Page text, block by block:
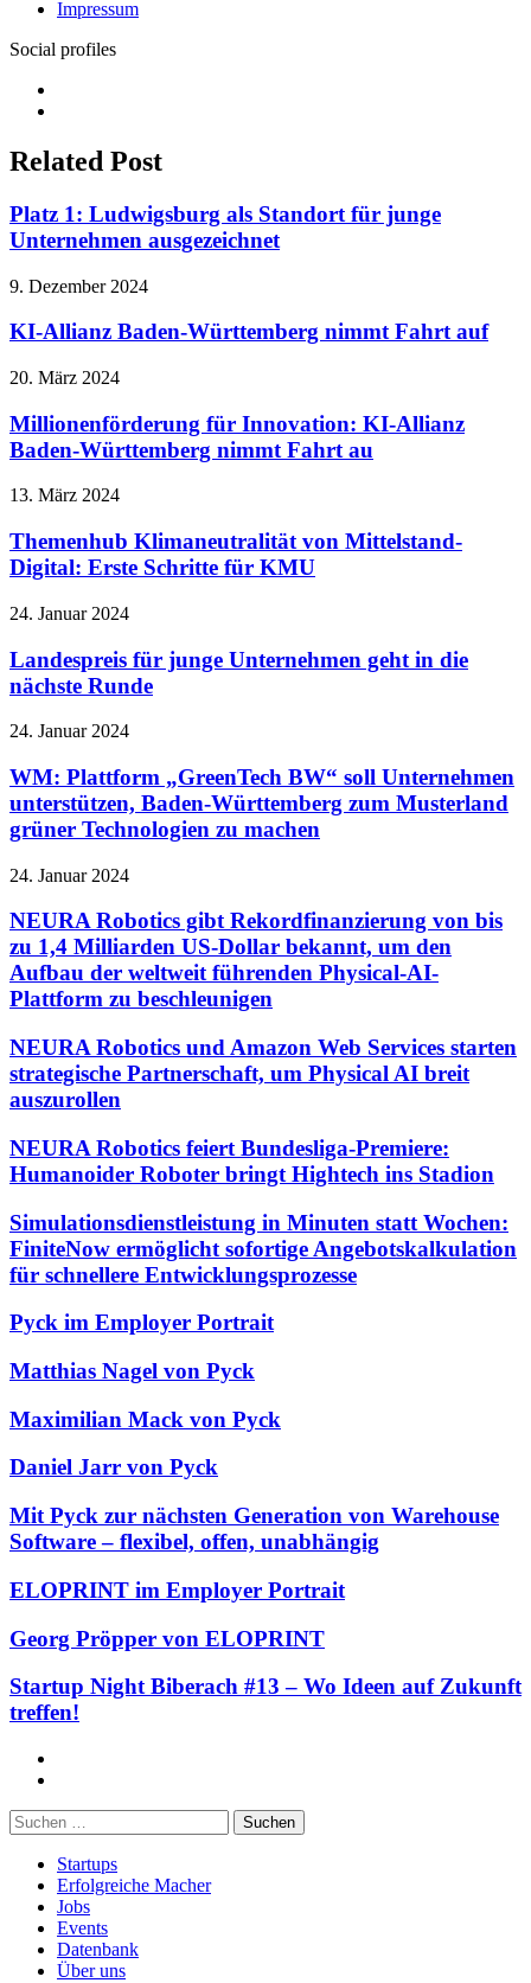
Impressum
Social profiles
Related Post
Platz 1: Ludwigsburg als Standort für junge
Unternehmen ausgezeichnet
9. Dezember 2024
KI-Allianz Baden-Württemberg nimmt Fahrt auf
20. März 2024
Millionenförderung für Innovation: KI-Allianz
Baden-Württemberg nimmt Fahrt au
13. März 2024
Themenhub Klimaneutralität von Mittelstand-
Digital: Erste Schritte für KMU
24. Januar 2024
Landespreis für junge Unternehmen geht in die
nächste Runde
24. Januar 2024
WM: Plattform „GreenTech BW“ soll Unternehmen
unterstützen, Baden-Württemberg zum Musterland
grüner Technologien zu machen
24. Januar 2024
NEURA Robotics gibt Rekordfinanzierung von bis
zu 1,4 Milliarden US-Dollar bekannt, um den
Aufbau der weltweit führenden Physical-AI-
Plattform zu beschleunigen
NEURA Robotics und Amazon Web Services starten
strategische Partnerschaft, um Physical AI breit
auszurollen
NEURA Robotics feiert Bundesliga-Premiere:
Humanoider Roboter bringt Hightech ins Stadion
Simulationsdienstleistung in Minuten statt Wochen:
FiniteNow ermöglicht sofortige Angebotskalkulation
für schnellere Entwicklungsprozesse
Pyck im Employer Portrait
Matthias Nagel von Pyck
Maximilian Mack von Pyck
Daniel Jarr von Pyck
Mit Pyck zur nächsten Generation von Warehouse
Software – flexibel, offen, unabhängig
ELOPRINT im Employer Portrait
Georg Pröpper von ELOPRINT
Startup Night Biberach #13 – Wo Ideen auf Zukunft
treffen!
Suchen
nach:
Startups
Erfolgreiche Macher
Jobs
Events
Datenbank
Über uns